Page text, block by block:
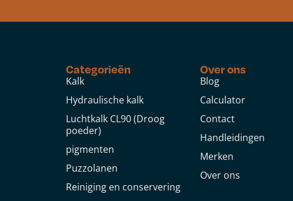
Categorieën
Kalk
Hydraulische kalk
Luchtkalk CL90 (Droog
poeder)
pigmenten
Puzzolanen
Reiniging en conservering
Over ons
Blog
Calculator
Contact
Handleidingen
Merken
Over ons